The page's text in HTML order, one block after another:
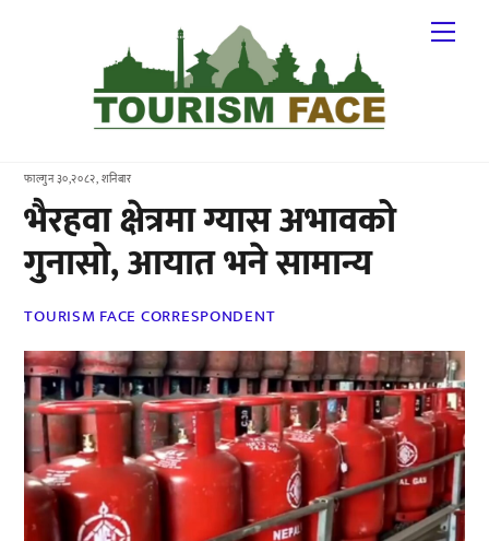
फाल्गुन ३०,२०८२, शनिबार
भैरहवा क्षेत्रमा ग्यास अभावको
गुनासो, आयात भने सामान्य
TOURISM FACE CORRESPONDENT